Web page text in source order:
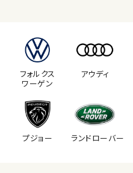
フォルクス
ワーゲン
アウディ
プジョー ランドローバー